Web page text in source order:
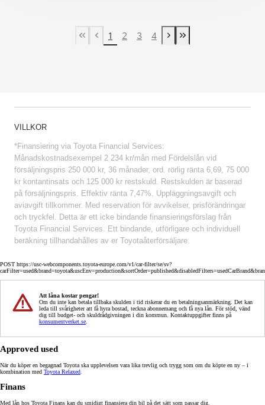
First Page
Previous page
1 2 3 4
Next page
Last Page
VILLKOR
*Finansiering via Toyota Financial Services:
Månadskostnadsexempel 2 234 kr/mån med Fördelslån vid
försäljningspris 250 000 kr, 36 månader, ord. rörlig ränta 6,69, 75 000
kr kontantinsats och 125 000 kr restskuld. Restskulden är baserad
på försäljningspris. Effektiv ränta 7,47%. Uppläggningsavgift och
aviavgift tillkommer. Med reservation för avvikelser, prisförändringar
och tryckfel. Detta är ett icke bindande finansieringsförslag från
Toyota Financial Services. Ett bindande, utförligare och individuell
beräkning tillhandahålles av er Toyotaåterförsäljare.
POST https://usc-webcomponents.toyota-europe.com/v1/car-filter/se/sv?
Att låna kostar pengar!
Om du inte kan betala tillbaka skulden i tid riskerar du en betalningsanmärkning. Det kan
leda till svårigheter att få hyra bostad, teckna abonnemang och få nya lån. För stöd, vänd
dig till budget- och skuldrådgivningen i din kommun. Kontaktuppgifter finns på
konsumentverket.se
Approved used
När du köper en begagnad Toyota ska upplevelsen vara lika trevlig och trygg som om du köpte en ny – i
kombination med Toyota Relaxed
Finans
Med lån hos Toyota Finans kan du smidigt finansiera din bil på det sätt som passar dig.